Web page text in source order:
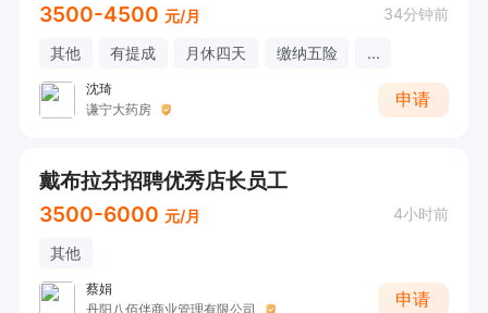
3500-4500 元/月 34分钟前
其他 有提成 月休四天 缴纳五险 ...
沈琦
谦宁大药房
申请
戴布拉芬招聘优秀店长员工
3500-6000 元/月 4小时前
其他
蔡娟
丹阳八佰伴商业管理有限公司
申请